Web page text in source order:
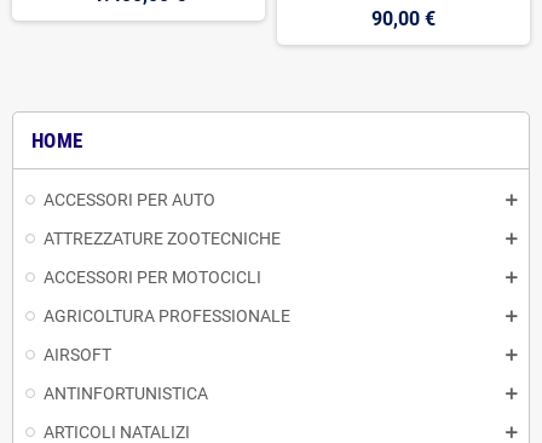
HOME
ACCESSORI PER AUTO
ATTREZZATURE ZOOTECNICHE
ACCESSORI PER MOTOCICLI
AGRICOLTURA PROFESSIONALE
AIRSOFT
ANTINFORTUNISTICA
ARTICOLI NATALIZI
90,00 €